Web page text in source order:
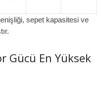
sepet kapasitesi ve
Gücü En Yüksek